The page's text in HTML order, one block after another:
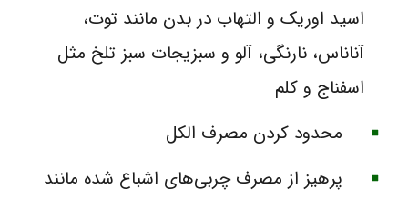
اسید اوریک و التهاب در بدن مانند توت،
آناناس، نارنگی، آلو و سبزیجات سبز تلخ مثل
اسفناج و کلم
محدود کردن مصرف الکل
پرهیز از مصرف چربی‌های اشباع شده مانند